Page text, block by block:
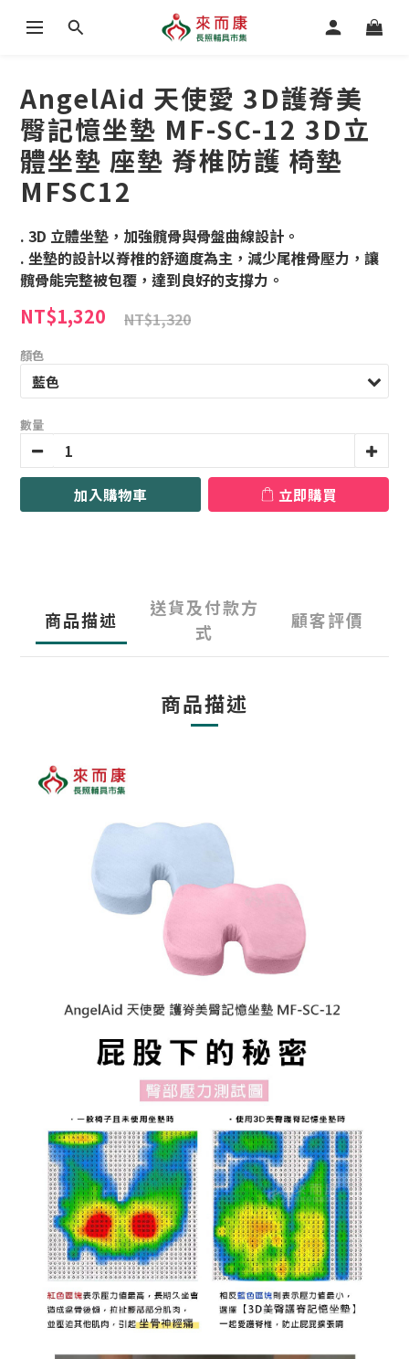
AngelAid 天使愛 3D護脊美
臀記憶坐墊 MF-SC-12 3D立
體坐墊 座墊 脊椎防護 椅墊
MFSC12
. 3D 立體坐墊，加強髖骨與骨盤曲線設計。
. 坐墊的設計以脊椎的舒適度為主，減少尾椎骨壓力，讓
髖骨能完整被包覆，達到良好的支撐力。
NT$1,320 NT$1,320
顏色
數量
加入購物車 立即購買
商品描述
送貨及付款方
式
顧客評價
商品描述